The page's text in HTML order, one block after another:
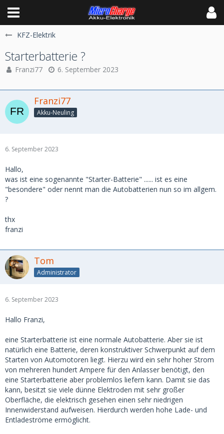
KFZ-Elektrik
Starterbatterie ?
Franzi77 6. September 2023
Franzi77
Akku-Neuling
6. September 2023
Hallo,
was ist eine sogenannte "Starter-Batterie" ...... ist es eine
"besondere" oder nennt man die Autobatterien nun so im allgem.
?
thx
franzi
Tom
Administrator
6. September 2023
Hallo Franzi,
eine Starterbatterie ist eine normale Autobatterie. Aber sie ist
natürlich eine Batterie, deren konstruktiver Schwerpunkt auf dem
Starten von Automotoren liegt. Hierzu wird ein sehr hoher Strom
von mehreren hundert Ampere für den Anlasser benötigt, den
eine Starterbatterie aber problemlos liefern kann. Damit sie das
kann, besitzt sie viele dünne Elektroden mit sehr großer
Oberfläche, die elektrisch gesehen einen sehr niedrigen
Innenwiderstand aufweisen. Hierdurch werden hohe Lade- und
Entladeströme ermöglicht.